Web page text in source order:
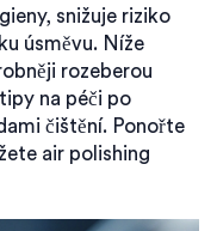
snižuje riziko
úsměvu. Níže
rozeberou
na péči po
čištění. Ponořte
air polishing